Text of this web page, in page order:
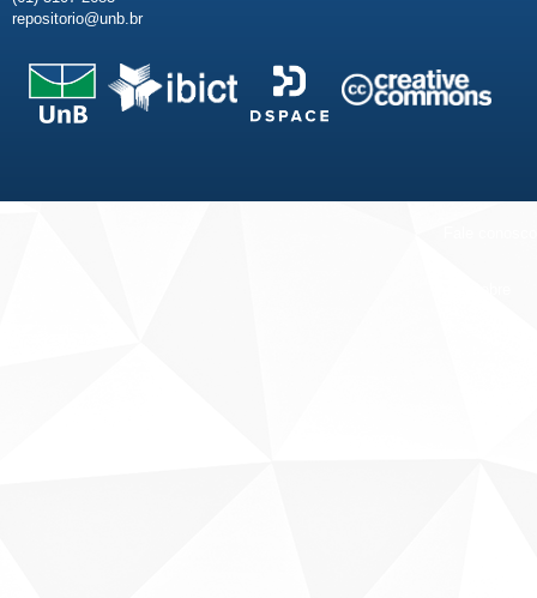
repositorio@unb.br